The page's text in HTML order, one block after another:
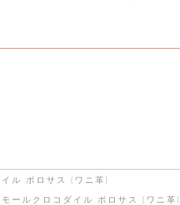
ル ポロサス (ワニ革)
ールクロコダイル ポロサス (ワニ革)